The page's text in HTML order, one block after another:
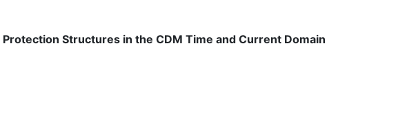
Structures in the CDM Time and Current Domain